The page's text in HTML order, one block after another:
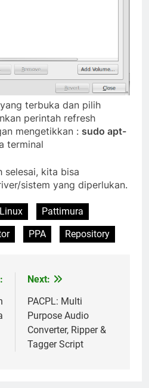
terbuka dan pilih
perintah refresh
mengetikkan : sudo apt-
terminal
selesai, kita bisa
sistem yang diperlukan.
Linux
Pattimura
PPA Repository
Next:
PACPL: Multi
Purpose Audio
Converter, Ripper &
Tagger Script